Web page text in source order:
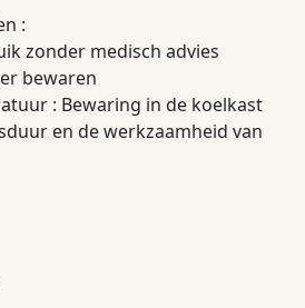
:
zonder medisch advies
bewaren
: Bewaring in de koelkast
en de werkzaamheid van